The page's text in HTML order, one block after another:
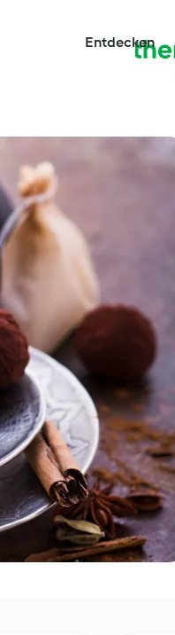
Entdecken